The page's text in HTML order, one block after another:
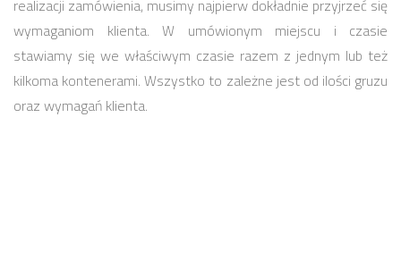
realizacji zamówienia, musimy najpierw dokładnie przyjrzeć się
wymaganiom klienta. W umówionym miejscu i czasie
stawiamy się we właściwym czasie razem z jednym lub też
kilkoma kontenerami. Wszystko to zależne jest od ilości gruzu
oraz wymagań klienta.